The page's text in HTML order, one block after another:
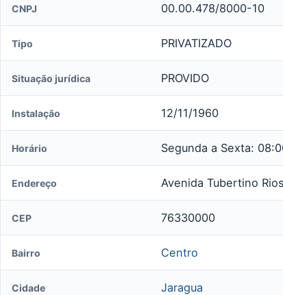
CNPJ 00.00.478/8000-10
Tipo PRIVATIZADO
Situação jurídica PROVIDO
Instalação 12/11/1960
Horário Segunda a Sexta:
Endereço Avenida Tubertino
CEP 76330000
Bairro Centro
Cidade Jaragua